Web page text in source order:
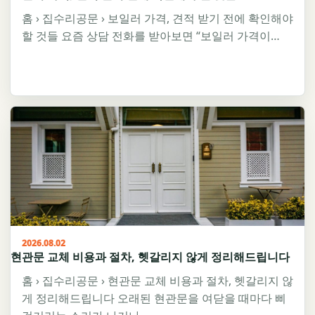
홈 › 집수리공문 › 보일러 가격, 견적 받기 전에 확인해야
할 것들 요즘 상담 전화를 받아보면 “보일러 가격이…
2026.08.02
현관문 교체 비용과 절차, 헷갈리지 않게 정리해드립니다
홈 › 집수리공문 › 현관문 교체 비용과 절차, 헷갈리지 않
게 정리해드립니다 오래된 현관문을 여닫을 때마다 삐